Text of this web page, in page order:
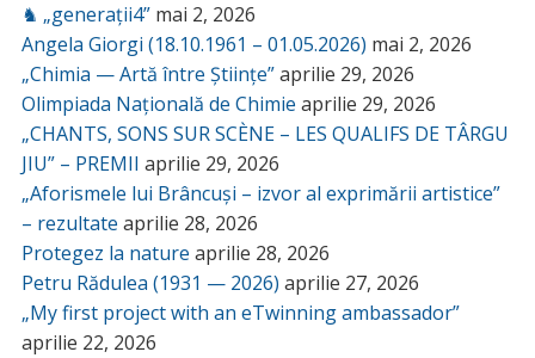
♞ „generații4” mai 2, 2026
Angela Giorgi (18.10.1961 – 01.05.2026) mai 2, 2026
„Chimia — Artă între Științe”aprilie 29, 2026
Olimpiada Națională de Chimie aprilie 29, 2026
„CHANTS, SONS SUR SCÈNE – LES QUALIFS DE TÂRGU
JIU” – PREMII aprilie 29, 2026
„Aforismele lui Brâncuși – izvor al exprimării artistice”
– rezultate aprilie 28, 2026
Protegez la nature aprilie 28, 2026
Petru Rădulea (1931 — 2026) aprilie 27, 2026
„My first project with an eTwinning ambassador”
aprilie 22, 2026